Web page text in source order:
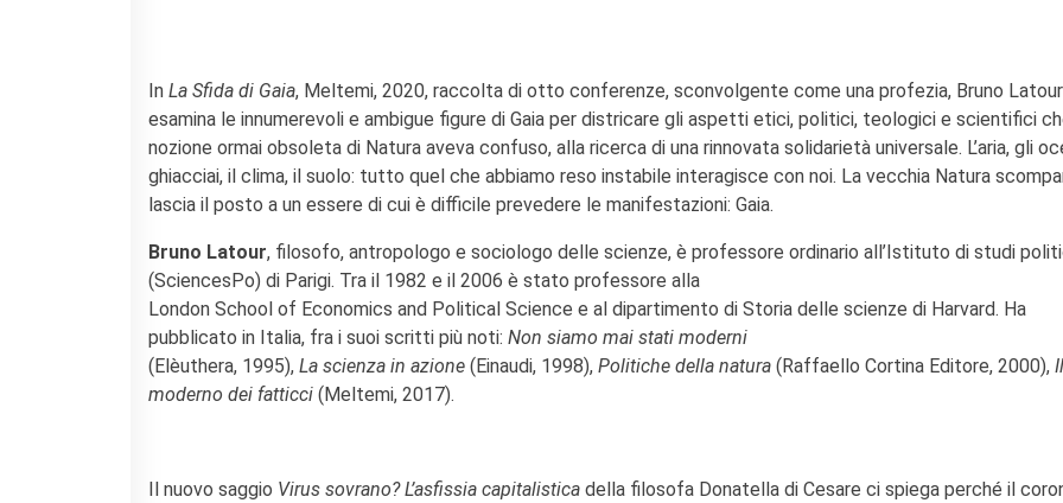
In La Sfida di Gaia, Meltemi, 2020, raccolta di otto conferenze, sconvolgente come una profezia, Bruno Latour
esamina le innumerevoli e ambigue figure di Gaia per districare gli aspetti etici, politici, teologici e scientifici
nozione ormai obsoleta di Natura aveva confuso, alla ricerca di una rinnovata solidarietà universale. L’aria, gli
ghiacciai, il clima, il suolo: tutto quel che abbiamo reso instabile interagisce con noi. La vecchia Natura
lascia il posto a un essere di cui è difficile prevedere le manifestazioni: Gaia.
Bruno Latour, filosofo, antropologo e sociologo delle scienze, è professore ordinario all’Istituto di studi
(SciencesPo) di Parigi. Tra il 1982 e il 2006 è stato professore alla
London School of Economics and Political Science e al dipartimento di Storia delle scienze di Harvard. Ha
pubblicato in Italia, fra i suoi scritti più noti: Non siamo mai stati moderni
(Elèuthera, 1995), La scienza in azione (Einaudi, 1998), Politiche della natura (Raffaello Cortina Editore, 2000),
moderno dei fatticci (Meltemi, 2017).
Il nuovo saggio Virus sovrano? L’asfissia capitalistica della filosofa Donatella di Cesare ci spiega perché il